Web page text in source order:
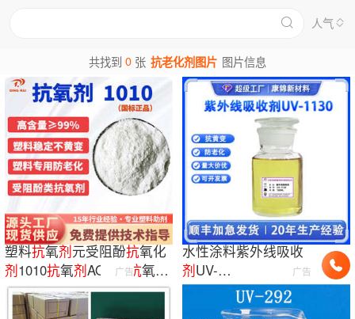
人气
共找到0 张 抗老化剂图片 图片信息
塑料抗氧剂元受阻酚抗氧化
剂1010抗氧剂AO-60抗氧剂
1010
广告
水性涂料紫外线吸收
剂UV-
1130Tinuvin1130抗老
光稳定剂UV1130
广告